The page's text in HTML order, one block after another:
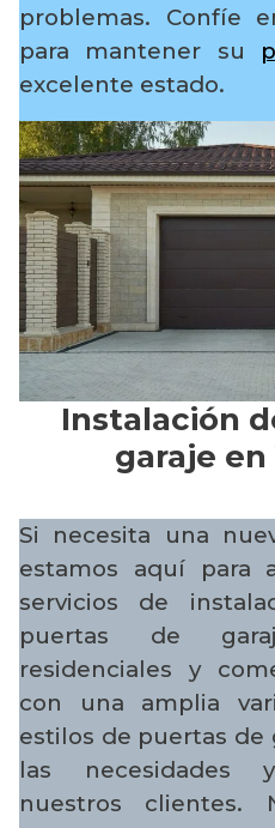
problemas. Confíe
para mantener su
excelente estado.
Instalación
garaje
Si necesita una
estamos aquí para
servicios de
puertas de
residenciales y
con una amplia
estilos de puertas de
las necesidades
nuestros clientes.